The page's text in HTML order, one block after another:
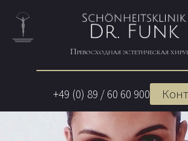
Превосходная эстетическая
+49 (0) 89 / 60 60 900